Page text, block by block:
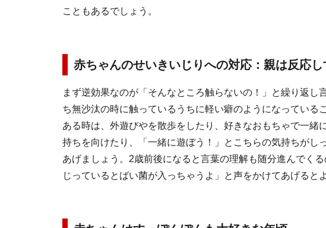
こともあるでしょう。
赤ちゃんのせいきいじりへの対応：親は反応
まず逆効果なのが「そんなところ触らないの！」と繰り返し
ち無沙汰の時に触っているうちに軽い癖のようになっている
ある時は、外遊びやを散歩をしたり、好きなおもちゃで一緒
持ちを向けたり、「一緒に遊ぼう！」とこちらの気持ちがし
あげましょう。2歳前後になると言葉の理解も随分進んでく
じっているとばい菌が入っちゃうよ」と声をかけてあげると